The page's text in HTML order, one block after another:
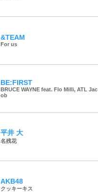
&TEAM
For us
BE:FIRST
BRUCE WAYNE feat. Flo Milli, ATL Jac
ob
平井 大
名残花
AKB48
クッキーキス